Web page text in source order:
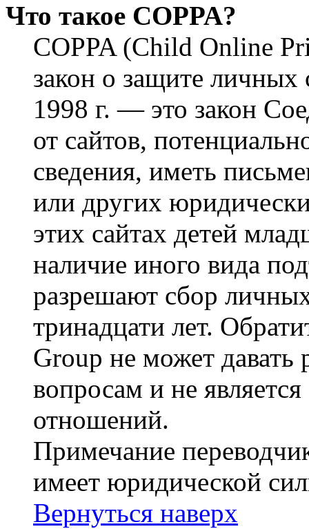
Что такое COPPA?
COPPA (Child Online
закон о защите личных
1998 г. — это закон
от сайтов,
сведения, иметь
или других
этих сайтах детей
наличие иного вида
разрешают сбор
тринадцати лет.
Group не может
вопросам и не
отношений.
Примечание
имеет юридической
Вернуться наверх